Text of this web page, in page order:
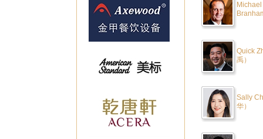
Michael
Quick
禹）
Sally
华）